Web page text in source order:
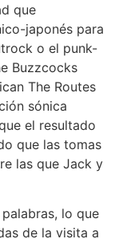
que
japonés para
o el punk-
Buzzcocks
The Routes
sónica
el resultado
que las tomas
las que Jack y
lo que
de la visita a